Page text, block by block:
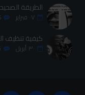
الطريقة
٠٧ فبراير
كيفية تنظيف
٣٠ أبريل